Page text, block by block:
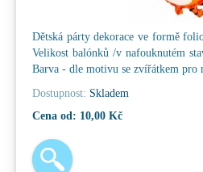
Dětská párty dekorace ve formě
Velikost balónků /v nafouknutém
Barva - dle motivu se zvířátkem pro
Dostupnost: Skladem
Cena od: 10,00 Kč